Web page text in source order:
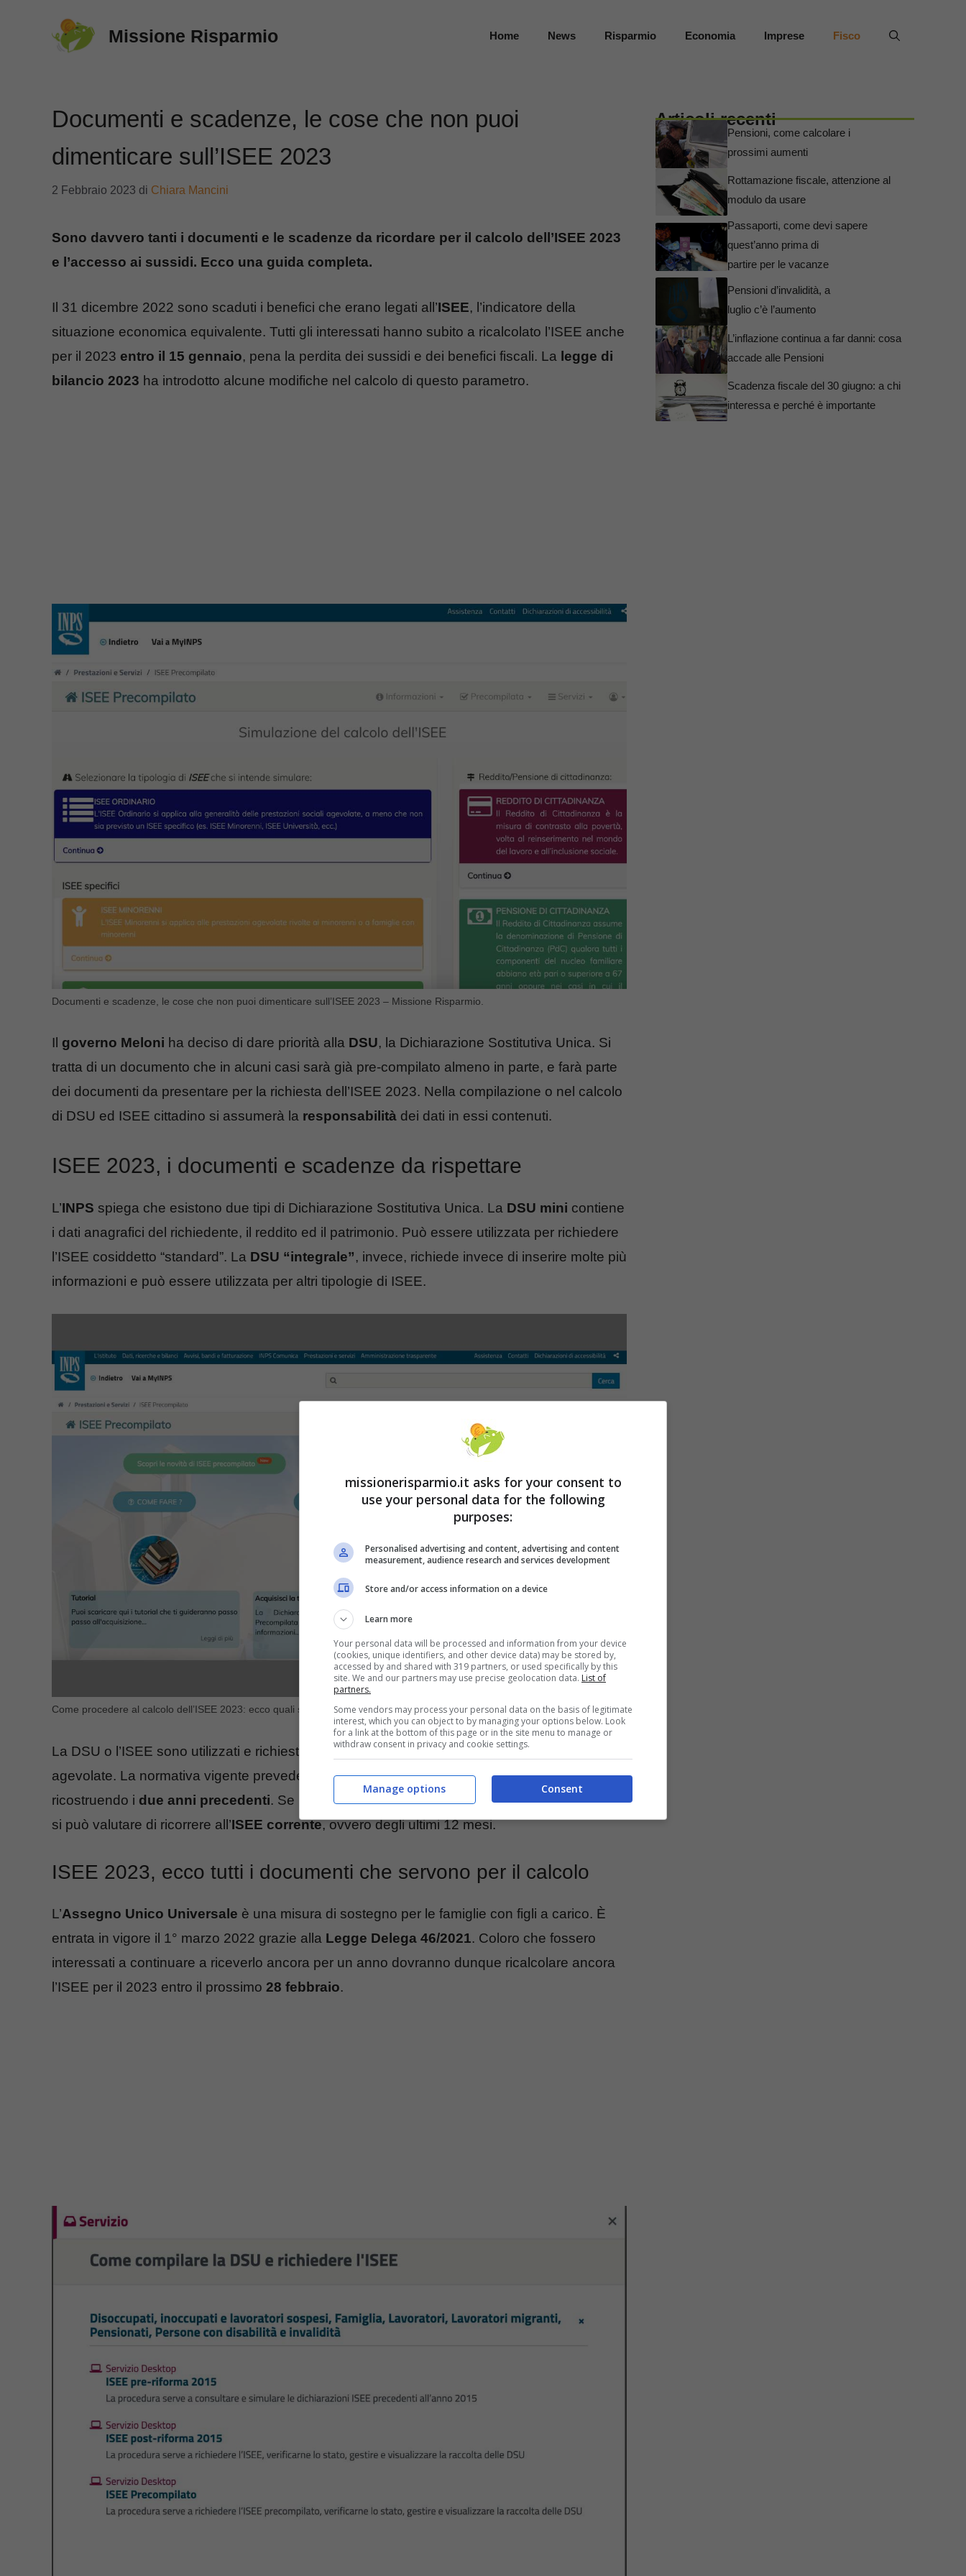
Missione Risparmio Home News Risparmio Economia Imprese Fisco
Documenti e scadenze, le cose che non puoi
dimenticare sull’ISEE 2023
2 Febbraio 2023 di Chiara Mancini
Sono davvero tanti i documenti e le scadenze da ricordare per il calcolo dell’ISEE 2023
e l’accesso ai sussidi. Ecco una guida completa.
Il 31 dicembre 2022 sono scaduti i benefici che erano legati all’ISEE, l’indicatore della
situazione economica equivalente. Tutti gli interessati hanno subito a ricalcolato l’ISEE anche
per il 2023 entro il 15 gennaio, pena la perdita dei sussidi e dei benefici fiscali. La legge di
bilancio 2023 ha introdotto alcune modifiche nel calcolo di questo parametro.
Documenti e scadenze, le cose che non puoi dimenticare sull’ISEE 2023 – Missione Risparmio.
Il governo Meloni ha deciso di dare priorità alla DSU, la Dichiarazione Sostitutiva Unica. Si
tratta di un documento che in alcuni casi sarà già pre-compilato almeno in parte, e farà parte
dei documenti da presentare per la richiesta dell’ISEE 2023. Nella compilazione o nel calcolo
di DSU ed ISEE cittadino si assumerà la responsabilità dei dati in essi contenuti.
ISEE 2023, i documenti e scadenze da rispettare
L’INPS spiega che esistono due tipi di Dichiarazione Sostitutiva Unica. La DSU mini contiene
i dati anagrafici del richiedente, il reddito ed il patrimonio. Può essere utilizzata per richiedere
l’ISEE cosiddetto “standard”. La DSU “integrale”, invece, richiede invece di inserire molte più
informazioni e può essere utilizzata per altri tipologie di ISEE.
Come procedere al calcolo dell’ISEE 2023: ecco quali sono i documenti e le scadenze – Missione Risparmio.
La DSU o l’ISEE sono utilizzati e richiesti dagli enti che fanno richiesta di prestazioni sociali
agevolate. La normativa vigente prevede che l’ISEE valuti il patrimonio ed il reddito familiare,
ricostruendo i due anni precedenti. Se in questo periodo ci fossero stati dei peggioramenti,
si può valutare di ricorrere all’ISEE corrente, ovvero degli ultimi 12 mesi.
ISEE 2023, ecco tutti i documenti che servono per il calcolo
L’Assegno Unico Universale è una misura di sostegno per le famiglie con figli a carico. È
entrata in vigore il 1° marzo 2022 grazie alla Legge Delega 46/2021. Coloro che fossero
interessati a continuare a riceverlo ancora per un anno dovranno dunque ricalcolare ancora
l’ISEE per il 2023 entro il prossimo 28 febbraio.
Articoli recenti
Pensioni, come calcolare i
prossimi aumenti
Rottamazione fiscale, attenzione al
modulo da usare
Passaporti, come devi sapere
quest’anno prima di
partire per le vacanze
Pensioni d’invalidità, a
luglio c’è l’aumento
L’inflazione continua a far danni: cosa
accade alle Pensioni
Scadenza fiscale del 30 giugno: a chi
interessa e perché è importante
missionerisparmio.it asks for your consent to
use your personal data for the following
purposes:
Personalised advertising and content, advertising and content
measurement, audience research and services development
Store and/or access information on a device
Learn more
Your personal data will be processed and information from your device
(cookies, unique identifiers, and other device data) may be stored by,
accessed by and shared with 319 partners, or used specifically by this
site. We and our partners may use precise geolocation data. List of
partners.
Some vendors may process your personal data on the basis of legitimate
interest, which you can object to by managing your options below. Look
for a link at the bottom of this page or in the site menu to manage or
withdraw consent in privacy and cookie settings.
Consent
Manage options